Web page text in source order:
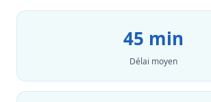
45 min
Délai moyen